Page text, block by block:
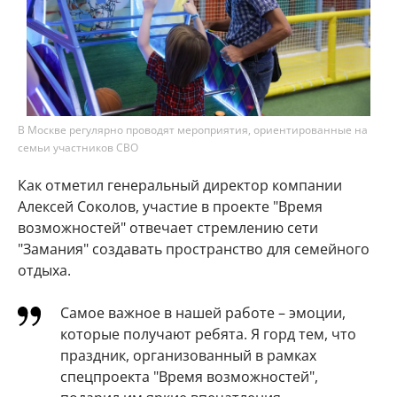
В Москве регулярно проводят мероприятия, ориентированные на
семьи участников СВО
Как отметил генеральный директор компании
Алексей Соколов, участие в проекте "Время
возможностей" отвечает стремлению сети
"Замания" создавать пространство для семейного
отдыха.
Самое важное в нашей работе – эмоции,
которые получают ребята. Я горд тем, что
праздник, организованный в рамках
спецпроекта "Время возможностей",